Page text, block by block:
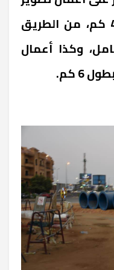
محور طه حسين بطول 4.5 كم، من الطريق
وكذا أعمال
كم.